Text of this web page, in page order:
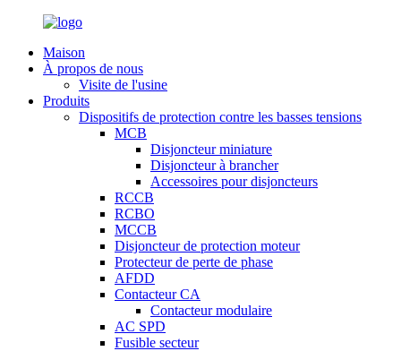
Maison
À propos de nous
Visite de l'usine
Produits
Dispositifs de protection contre les basses tensions
MCB
Disjoncteur miniature
Disjoncteur à brancher
Accessoires pour disjoncteurs
RCCB
RCBO
MCCB
Disjoncteur de protection moteur
Protecteur de perte de phase
AFDD
Contacteur CA
Contacteur modulaire
AC SPD
Fusible secteur